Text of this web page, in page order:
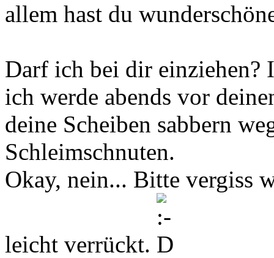
allem hast du
Darf ich bei dir einziehen?
ich werde abends vor
deine Scheiben sabbern
Schleimschnuten.
Okay, nein... Bitte vergiss
leicht verrückt.